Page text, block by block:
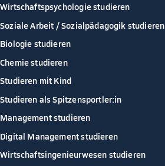
Wirtschaftspsychologie studieren
Soziale Arbeit / Sozialpädagogik studieren
Biologie studieren
Chemie studieren
Studieren mit Kind
Studieren als Spitzensportler:in
Management studieren
Digital Management studieren
Wirtschaftsingenieurwesen studieren